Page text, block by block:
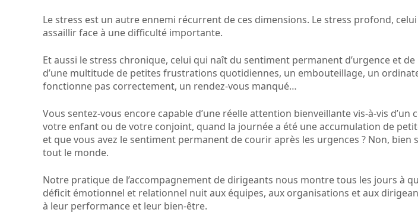
Le stress est un autre ennemi récurrent de ces dimensions. Le stress profond,
assaillir face à une difficulté importante.
Et aussi le stress chronique, celui qui naît du sentiment permanent d’urgence et de
d’une multitude de petites frustrations quotidiennes, un embouteillage, un
fonctionne pas correctement, un rendez-vous manqué…
Vous sentez-vous encore capable d’une réelle attention bienveillante vis-à-vis d’un
votre enfant ou de votre conjoint, quand la journée a été une accumulation de
et que vous avez le sentiment permanent de courir après les urgences ? Non, bien
tout le monde.
Notre pratique de l’accompagnement de dirigeants nous montre tous les jours à
déficit émotionnel et relationnel nuit aux équipes, aux organisations et aux
à leur performance et leur bien-être.